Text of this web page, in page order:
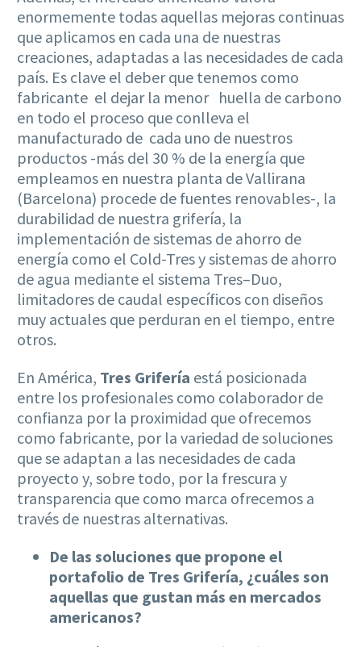
enormemente todas aquellas mejoras continuas
que aplicamos en cada una de nuestras
creaciones, adaptadas a las necesidades de cada
país. Es clave el deber que tenemos como
fabricante el dejar la menor huella de carbono
en todo el proceso que conlleva el
manufacturado de cada uno de nuestros
productos -más del 30 % de la energía que
empleamos en nuestra planta de Vallirana
(Barcelona) procede de fuentes renovables-, la
durabilidad de nuestra grifería, la
implementación de sistemas de ahorro de
energía como el Cold-Tres y sistemas de ahorro
de agua mediante el sistema Tres–Duo,
limitadores de caudal específicos con diseños
muy actuales que perduran en el tiempo, entre
otros.
En América, Tres Grifería está posicionada
entre los profesionales como colaborador de
confianza por la proximidad que ofrecemos
como fabricante, por la variedad de soluciones
que se adaptan a las necesidades de cada
proyecto y, sobre todo, por la frescura y
transparencia que como marca ofrecemos a
través de nuestras alternativas.
De las soluciones que propone el
portafolio de Tres Grifería, ¿cuáles son
aquellas que gustan más en mercados
americanos?